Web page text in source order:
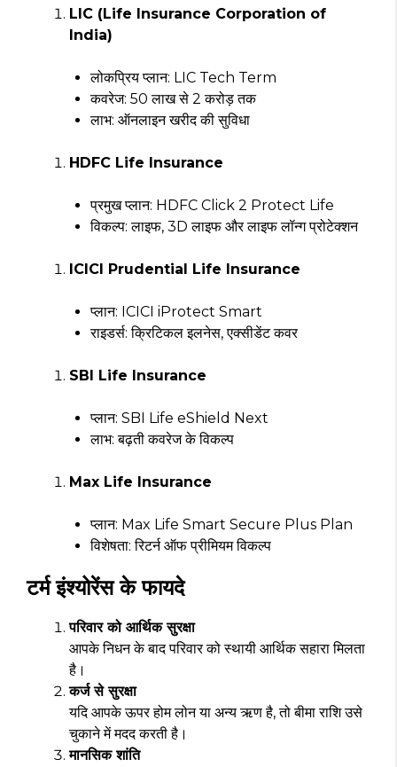
LIC (Life Insurance Corporation of
India)
लोकप्रिय प्लान: LIC Tech Term
कवरेज: ₹50 लाख से ₹2 करोड़ तक
लाभ: ऑनलाइन खरीद की सुविधा
HDFC Life Insurance
प्रमुख प्लान: HDFC Click 2 Protect Life
विकल्प: लाइफ, 3D लाइफ और लाइफ लॉन्ग प्रोटेक्शन
ICICI Prudential Life Insurance
प्लान: ICICI iProtect Smart
राइडर्स: क्रिटिकल इलनेस, एक्सीडेंट कवर
SBI Life Insurance
प्लान: SBI Life eShield Next
लाभ: बढ़ती कवरेज के विकल्प
Max Life Insurance
प्लान: Max Life Smart Secure Plus Plan
विशेषता: रिटर्न ऑफ प्रीमियम विकल्प
टर्म इंश्योरेंस के फायदे
परिवार को आर्थिक सुरक्षा
आपके निधन के बाद परिवार को स्थायी आर्थिक सहारा मिलता
है।
कर्ज से सुरक्षा
यदि आपके ऊपर होम लोन या अन्य ऋण है, तो बीमा राशि उसे
चुकाने में मदद करती है।
मानसिक शांति